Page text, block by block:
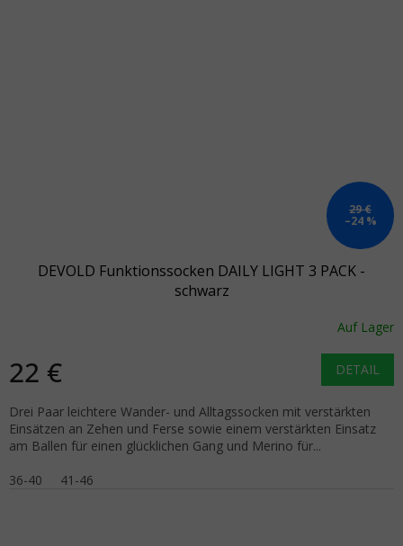
29 €
–24 %
DEVOLD Funktionssocken DAILY LIGHT 3 PACK -
schwarz
Auf Lager
22 € DETAIL
Drei Paar leichtere Wander- und Alltagssocken mit verstärkten
Einsätzen an Zehen und Ferse sowie einem verstärkten Einsatz
am Ballen für einen glücklichen Gang und Merino für...
36-40
41-46